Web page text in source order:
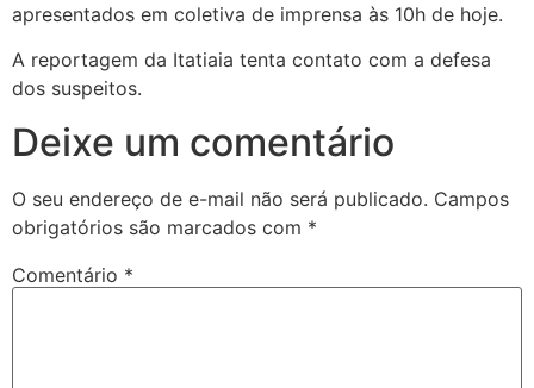
apresentados em coletiva de imprensa às 10h de hoje.
A reportagem da Itatiaia tenta contato com a defesa
dos suspeitos.
Deixe um comentário
O seu endereço de e-mail não será publicado. Campos
obrigatórios são marcados com *
Comentário *